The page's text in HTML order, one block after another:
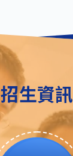
招生資訊